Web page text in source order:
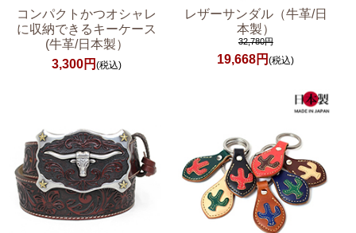
コンパクトかつオシャレ
に収納できるキーケース
(牛革/日本製）
3,300円(税込)
レザーサンダル（牛革/日
本製）
32,780円
19,668円(税込)